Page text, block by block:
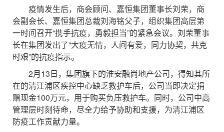
疫情发生后，商会顾问、嘉恒集团董事长刘荣，商
会副会长、嘉恒集团总裁刘海铭父子，组织集团高层第
一时间召开“携手抗疫，勇毅担当”的紧急会议。刘荣董事
长在集团发出了“大疫无情，人间有爱，同力协契，共克
时艰”的抗疫指示。
2月13日，集团旗下的淮安融尚地产公司，得知其所
在的清江浦区疾控中心缺乏救护车后，公司当即决定捐
赠现金100万元，用于购买负压救护车。同时，公司中高
管理层时刻待命，尽全力给予协助和支援，为清江浦区
防疫工作贡献力量。